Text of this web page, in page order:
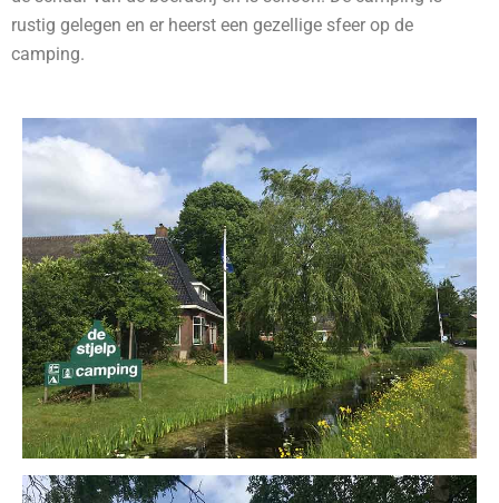
rustig gelegen en er heerst een gezellige sfeer op de
camping.